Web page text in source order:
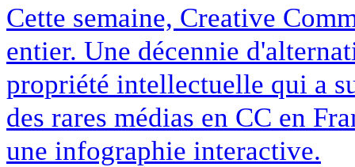
Cette semaine, Creative
entier. Une décennie
propriété intellectuelle qui a
des rares médias en CC en
une infographie interactive.